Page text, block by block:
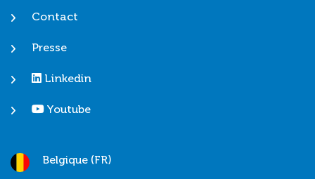
Contact
Presse
Linkedin
Youtube
Belgique (FR)